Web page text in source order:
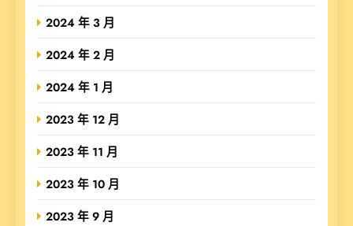
2024 年 3 月
2024 年 2 月
2024 年 1 月
2023 年 12 月
2023 年 11 月
2023 年 10 月
2023 年 9 月